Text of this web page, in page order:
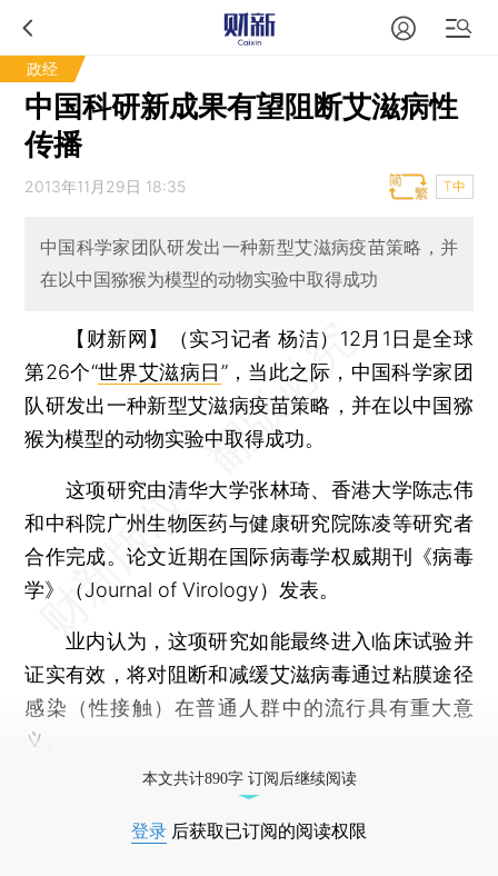
政经
中国科研新成果有望阻断艾滋病性
传播
2013年11月29日 18:35 T中
中国科学家团队研发出一种新型艾滋病疫苗策略，并
在以中国猕猴为模型的动物实验中取得成功
【财新网】（实习记者 杨洁） 12月1日是全球
第26个“世界艾滋病日”，当此之际，中国科学家团
队研发出一种新型艾滋病疫苗策略，并在以中国猕
猴为模型的动物实验中取得成功。
这项研究由清华大学张林琦、香港大学陈志伟
和中科院广州生物医药与健康研究院陈凌等研究者
合作完成。论文近期在国际病毒学权威期刊《病毒
学》（Journal of Virology）发表。
业内认为，这项研究如能最终进入临床试验并
证实有效，将对阻断和减缓艾滋病毒通过粘膜途径
感染（性接触）在普通人群中的流行具有重大意
义。
本文共计890字 订阅后继续阅读
登录 后获取已订阅的阅读权限